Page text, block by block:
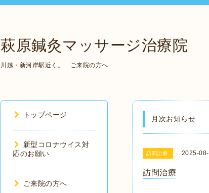
萩原鍼灸マッサージ治療院
川越・新河岸駅近く。 ご来院の方へ
月次お知らせ
訪問治療 2025-
訪問治療
トップページ
新型コロナウイス対
応のお願い
ご来院の方へ